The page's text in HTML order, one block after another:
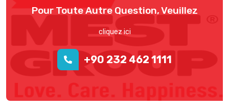
Pour Toute Autre Question, Veuillez
cliquez ici
+90 232 462 1111